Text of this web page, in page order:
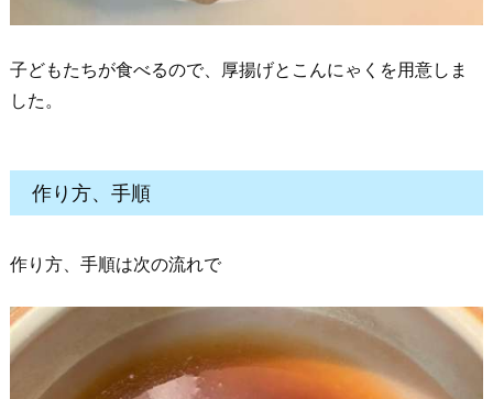
子どもたちが食べるので、厚揚げとこんにゃくを用意しま
した。
作り方、手順
作り方、手順は次の流れで